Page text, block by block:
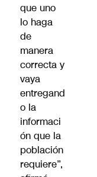
que uno
lo haga
de
manera
correcta y
vaya
entregand
o la
informaci
ón que la
población
requiere”,